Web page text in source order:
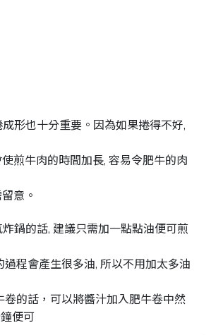
形也十分重要。因為如果捲得不好,
煎牛肉的時間加長, 容易令肥牛的肉
意。
鍋的話, 建議只需加一點點油便可煎
便可